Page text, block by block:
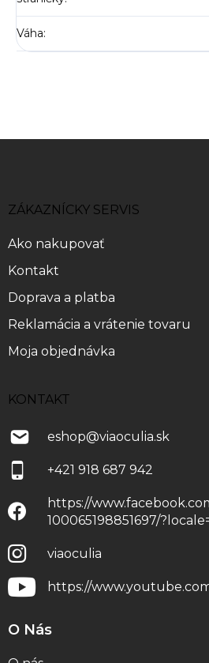
Váha:
e
ZÁKAZNÍCKY SERVIS
Ako nakupovať
Kontakt
Doprava a platba
Reklamácia a vrátenie tovaru
Moja objednávka
KONTAKT
eshop@viaoculia.sk
+421 918 687 942
https://
100065198851697/
viaoculia
https://
O Nás